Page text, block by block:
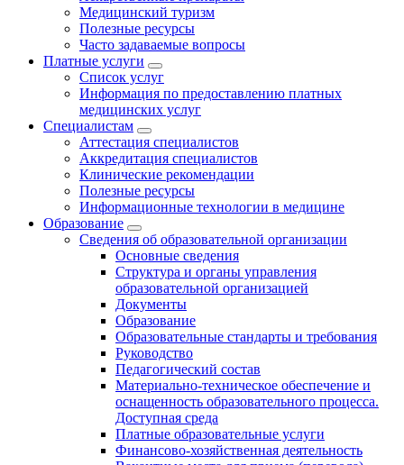
Медицинский туризм
Полезные ресурсы
Часто задаваемые вопросы
Платные услуги
Список услуг
Информация по предоставлению платных
медицинских услуг
Специалистам
Аттестация специалистов
Аккредитация специалистов
Клинические рекомендации
Полезные ресурсы
Информационные технологии в медицине
Образование
Сведения об образовательной организации
Основные сведения
Структура и органы управления
образовательной организацией
Документы
Образование
Образовательные стандарты и требования
Руководство
Педагогический состав
Материально-техническое обеспечение и
оснащенность образовательного процесса.
Доступная среда
Платные образовательные услуги
Финансово-хозяйственная деятельность